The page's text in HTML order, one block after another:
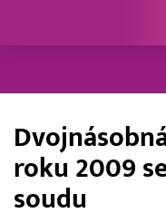
roku 2009
soudu